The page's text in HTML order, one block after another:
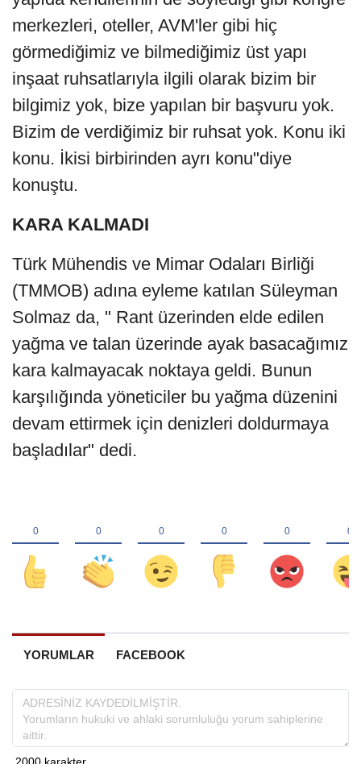
merkezleri, oteller, AVM'ler gibi hiç
görmediğimiz ve bilmediğimiz üst yapı
inşaat ruhsatlarıyla ilgili olarak bizim bir
bilgimiz yok, bize yapılan bir başvuru yok.
Bizim de verdiğimiz bir ruhsat yok. Konu iki
konu. İkisi birbirinden ayrı konu"diye
konuştu.
KARA KALMADI
Türk Mühendis ve Mimar Odaları Birliği
(TMMOB) adına eyleme katılan Süleyman
Solmaz da, " Rant üzerinden elde edilen
yağma ve talan üzerinde ayak basacağımız
kara kalmayacak noktaya geldi. Bunun
karşılığında yöneticiler bu yağma düzenini
devam ettirmek için denizleri doldurmaya
başladılar" dedi.
YORUMLAR FACEBOOK